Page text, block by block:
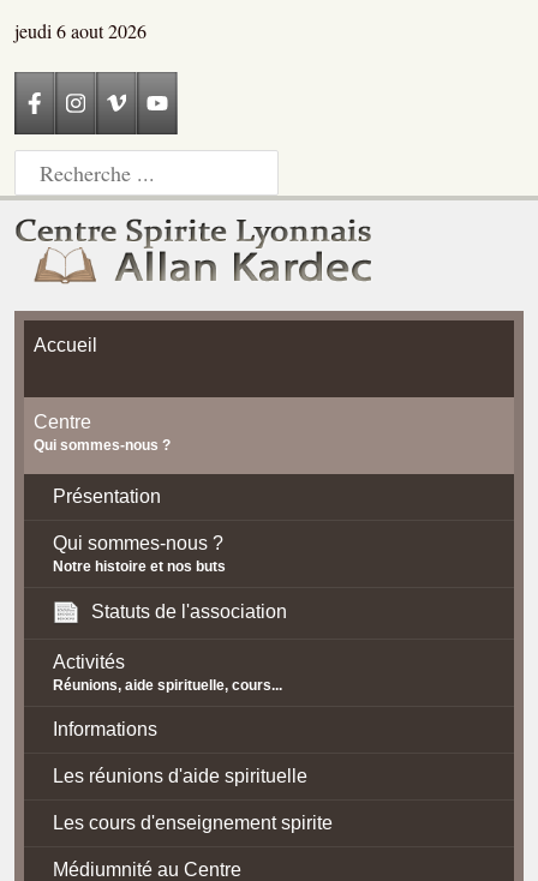
jeudi 6 aout 2026
Accueil
Centre
Qui sommes-nous ?
Présentation
Qui sommes-nous ?
Notre histoire et nos buts
Statuts de l'association
Activités
Réunions, aide spirituelle, cours...
Informations
Les réunions d'aide spirituelle
Les cours d'enseignement spirite
Médiumnité au Centre